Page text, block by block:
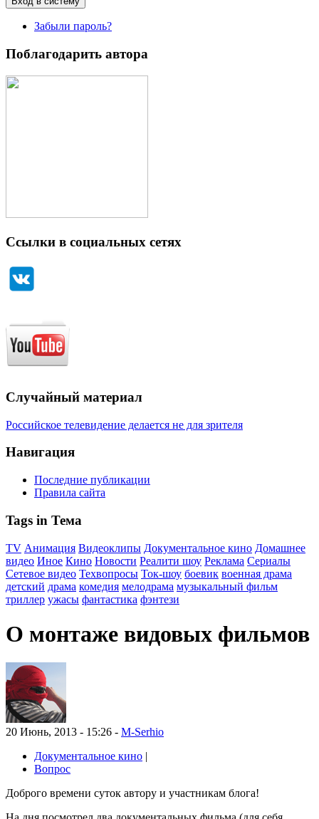
Забыли пароль?
Поблагодарить автора
Ссылки в социальных сетях
Случайный материал
Российское телевидение делается не для зрителя
Навигация
Последние публикации
Правила сайта
Tags in Тема
TV Анимация Видеоклипы Документальное кино Домашнее
видео Иное Кино Новости Реалити шоу Реклама Сериалы
Сетевое видео Техвопросы Ток-шоу боевик военная драма
детский драма комедия мелодрама музыкальный фильм
триллер ужасы фантастика фэнтези
О монтаже видовых фильмов
20 Июнь, 2013 - 15:26 - M-Serhio
Документальное кино |
Вопрос
Доброго времени суток автору и участникам блога!